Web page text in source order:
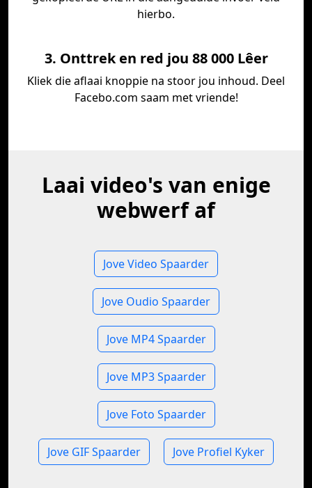
hierbo.
3. Onttrek en red jou 88 000 Lêer
Kliek die aflaai knoppie na stoor jou inhoud. Deel
Facebo.com saam met vriende!
Laai video's van enige
webwerf af
Jove Video Spaarder
Jove Oudio Spaarder
Jove MP4 Spaarder
Jove MP3 Spaarder
Jove Foto Spaarder
Jove GIF Spaarder Jove Profiel Kyker